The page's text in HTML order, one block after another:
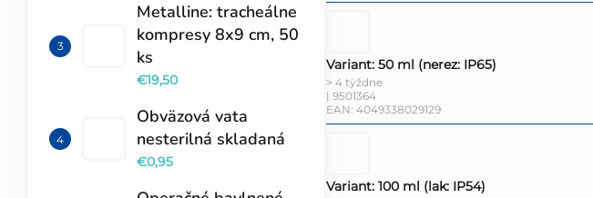
Metalline: tracheálne
kompresy 8x9 cm, 50
ks
€19,50
Obväzová vata
nesterilná skladaná
€0,95
Variant: 50 ml (nerez: IP65)
> 4 týždne
| 9501364
EAN: 4049338029129
Variant: 100 ml (lak: IP54)